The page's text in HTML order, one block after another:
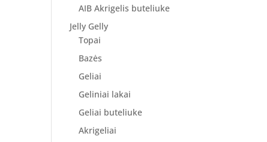
AIB Akrigelis buteliuke
Jelly Gelly
Topai
Bazės
Geliai
Geliniai lakai
Geliai buteliuke
Akrigeliai